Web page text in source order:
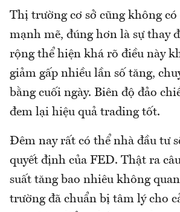
Thị trường cơ sở cũng không
mạnh mẽ, đúng hơn là sự thay
rộng thể hiện khá rõ điều này
giảm gấp nhiều lần số tăng,
bằng cuối ngày. Biên độ đảo
đem lại hiệu quả trading tốt.
Đêm nay rất có thể nhà đầu tư
quyết định của FED. Thật ra
suất tăng bao nhiêu không
trường đã chuẩn bị tâm lý cho